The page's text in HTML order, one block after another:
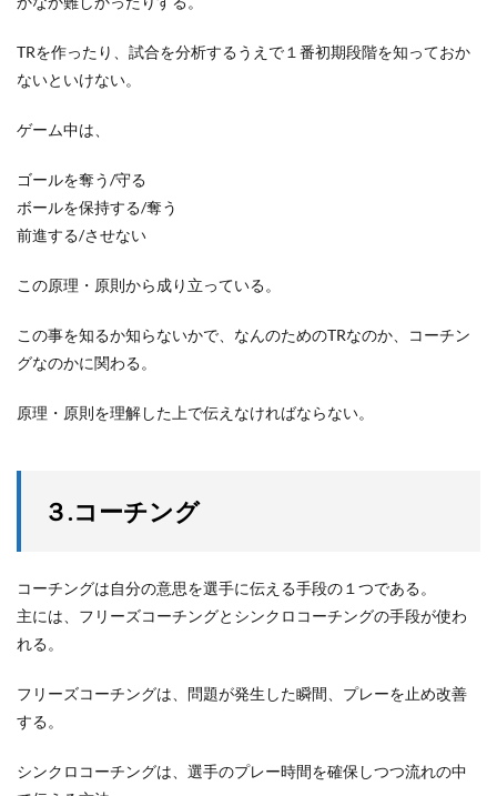
TRを作ったり、試合を分析するうえで１番初期段階を知っておか
ないといけない。
ゲーム中は、
ゴールを奪う/守る
ボールを保持する/奪う
前進する/させない
この原理・原則から成り立っている。
この事を知るか知らないかで、なんのためのTRなのか、コーチン
グなのかに関わる。
原理・原則を理解した上で伝えなければならない。
３.コーチング
コーチングは自分の意思を選手に伝える手段の１つである。
主には、フリーズコーチングとシンクロコーチングの手段が使わ
れる。
フリーズコーチングは、問題が発生した瞬間、プレーを止め改善
する。
シンクロコーチングは、選手のプレー時間を確保しつつ流れの中